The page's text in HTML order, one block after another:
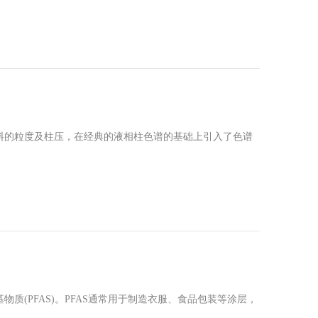
粒度及柱压，在经典的液相柱色谱的基础上引入了色谱
质(PFAS)。PFAS通常用于制造衣服、食品包装等涂层，